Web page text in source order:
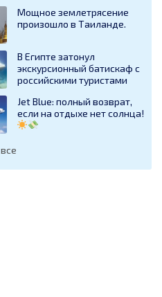
Мощное землетрясение
произошло в Таиланде.
В Египте затонул
экскурсионный батискаф с
российскими туристами
Jet Blue: полный возврат,
если на отдыхе нет солнца!